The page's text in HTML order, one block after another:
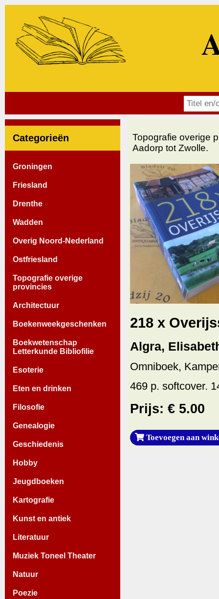
Categorieën
Groningen
Friesland
Drenthe
Wadden
Overig Noord-Nederland
Ostfriesland
Topografie overige
provincies
Architectuur
Boekenweekgeschenken
Boekwetenschap
Letterkunde Bibliofilie
Esoterie
Eten en drinken
Filosofie
Genealogie
Geschiedenis
Hobby
Jeugdboeken
Kartografie
Kunst en antiek
Literatuur
Muziek Toneel Theater
Natuur
Poezie
Topografie overige
Aadorp tot Zwolle.
218 x
Algra,
Omniboek,
469 p. softcover.
Prijs: € 5.00
Toevoegen aan